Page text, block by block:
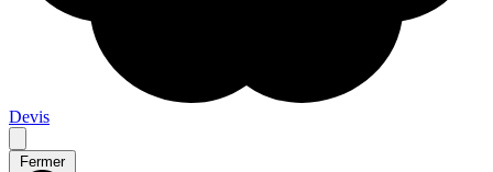
Devis
Fermer